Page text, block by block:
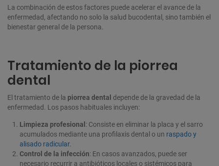
La combinación de estos factores puede acelerar el avance de la
enfermedad, afectando no solo la salud bucodental, sino también el
bienestar general de la persona.
Tratamiento de la piorrea
dental
El tratamiento de la piorrea dental depende de la gravedad de la
enfermedad. Los pasos habituales incluyen:
Limpieza profesional : Consiste en eliminar la placa y el sarro
acumulados mediante una profilaxis dental o un raspado y
alisado radicular.
Control de la infección: En casos avanzados, puede ser
necesario recurrir a antibióticos locales o sistémicos para